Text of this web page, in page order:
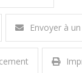
Envoyer à